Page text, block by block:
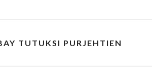
TUTUKSI PURJEHTIEN